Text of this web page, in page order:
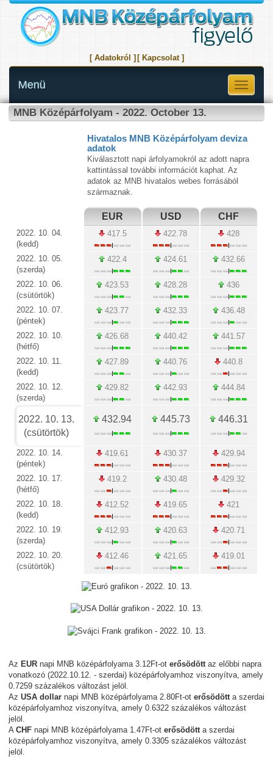
[ Adatokról ] [ Kapcsolat ]
Toggle
Menü
MNB Középárfolyam - 2022. October 13.
Hivatalos MNB Középárfolyam deviza
adatok
Kiválasztott napi árfolyamokról az adott napra
kattintással további információt kaphat. Az
adatok az MNB hivatalos webes forrásából
származnak.
EUR USD CHF
2022. 10. 04.
(kedd)
417.5 422.78 428
2022. 10. 05.
(szerda)
422.4 424.61 432.66
2022. 10. 06.
(csütörtök)
423.53 428.28 436
2022. 10. 07.
(péntek)
423.77 432.33 436.48
2022. 10. 10.
(hétfő)
426.68 440.42 441.57
2022. 10. 11.
(kedd)
427.89 440.76 440.8
2022. 10. 12.
(szerda)
429.82 442.93 444.84
2022. 10. 13.
(csütörtök)
432.94 445.73 446.31
2022. 10. 14.
(péntek)
419.61 430.37 429.94
2022. 10. 17.
(hétfő)
419.2 430.48 429.32
2022. 10. 18.
(kedd)
412.52 419.65 421
2022. 10. 19.
(szerda)
412.93 420.63 420.71
2022. 10. 20.
(csütörtök)
412.46 421.65 419.01
Az EUR napi MNB középárfolyama 3.12Ft-ot erősödött az előbbi napra
vonatkozó (2022.10.12. - szerdai) középárfolyamhoz viszonyítva, amely
0.7259 százalékos változást jelöl.
Az USA dollar napi MNB középárfolyama 2.80Ft-ot erősödött a szerdai
középárfolyamhoz viszonyítva, amely 0.6322 százalékos változást
jelöl.
A CHF napi MNB középárfolyama 1.47Ft-ot erősödött a szerdai
középárfolyamhoz viszonyítva, amely 0.3305 százalékos változást
jelöl.